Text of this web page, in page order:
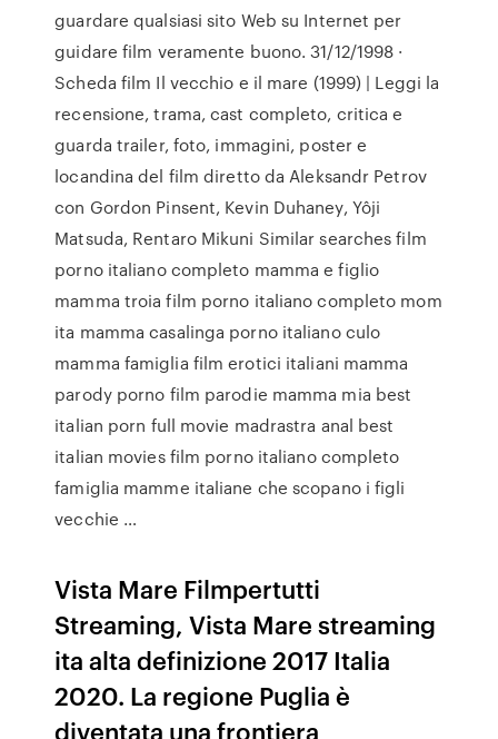
guardare qualsiasi sito Web su Internet per
guidare film veramente buono. 31/12/1998 ·
Scheda film Il vecchio e il mare (1999) | Leggi la
recensione, trama, cast completo, critica e
guarda trailer, foto, immagini, poster e
locandina del film diretto da Aleksandr Petrov
con Gordon Pinsent, Kevin Duhaney, Yôji
Matsuda, Rentaro Mikuni Similar searches film
porno italiano completo mamma e figlio
mamma troia film porno italiano completo mom
ita mamma casalinga porno italiano culo
mamma famiglia film erotici italiani mamma
parody porno film parodie mamma mia best
italian porn full movie madrastra anal best
italian movies film porno italiano completo
famiglia mamme italiane che scopano i figli
vecchie …
Vista Mare Filmpertutti
Streaming, Vista Mare streaming
ita alta definizione 2017 Italia
2020. La regione Puglia è
diventata una frontiera